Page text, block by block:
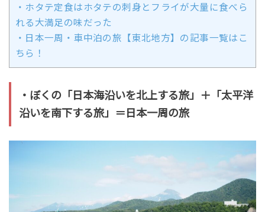
・ホタテ定食はホタテの刺身とフライが大量に食べら
れる大満足の味だった
・日本一周・車中泊の旅【東北地方】の記事一覧はこ
ちら！
・ぼくの「日本海沿いを北上する旅」＋「太平洋
沿いを南下する旅」＝日本一周の旅